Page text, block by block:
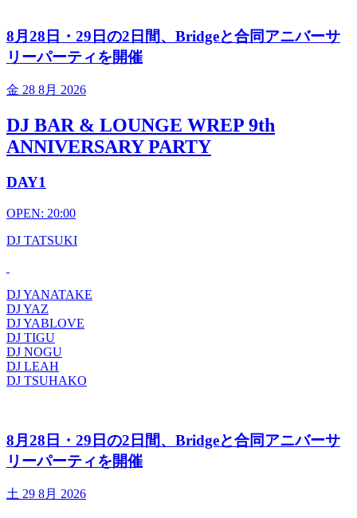
8月28日・29日の2日間、Bridgeと合同アニバーサ
リーパーティを開催
金 28 8月 2026
DJ BAR & LOUNGE WREP 9th
ANNIVERSARY PARTY
DAY1
OPEN: 20:00
DJ TATSUKI
DJ YANATAKE
DJ YAZ
DJ YABLOVE
DJ TIGU
DJ NOGU
DJ LEAH
DJ TSUHAKO
8月28日・29日の2日間、Bridgeと合同アニバーサ
リーパーティを開催
土 29 8月 2026